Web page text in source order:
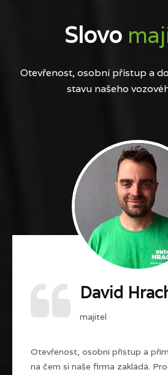
Slovo
Otevřenost, osobní přístup a
stavu našeho
David
majitel
Otevřenost, osobní přístup a
na čem si naše firma zakládá.